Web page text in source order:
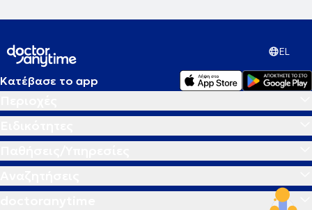
EL
Κατέβασε το app